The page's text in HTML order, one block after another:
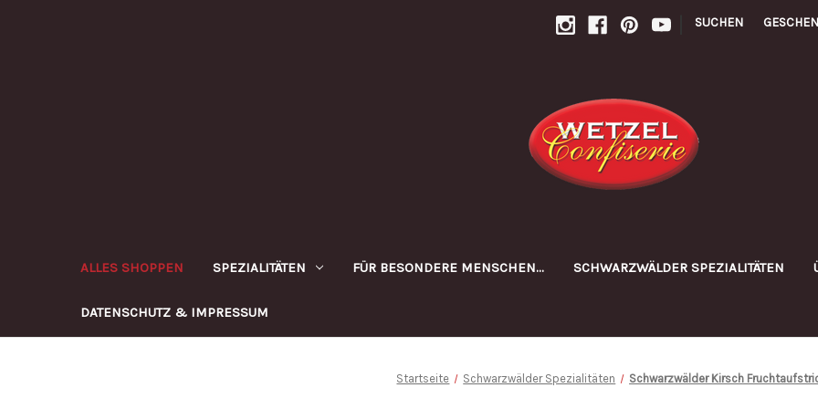
SUCHEN
ALLES SHOPPEN SPEZIALITÄTEN FÜR BESONDERE MENSCHEN... SCHWARZWÄLDER SPEZIALITÄTEN
DATENSCHUTZ & IMPRESSUM
Startseite Schwarzwälder Spezialitäten Schwarzwälder Kirsch